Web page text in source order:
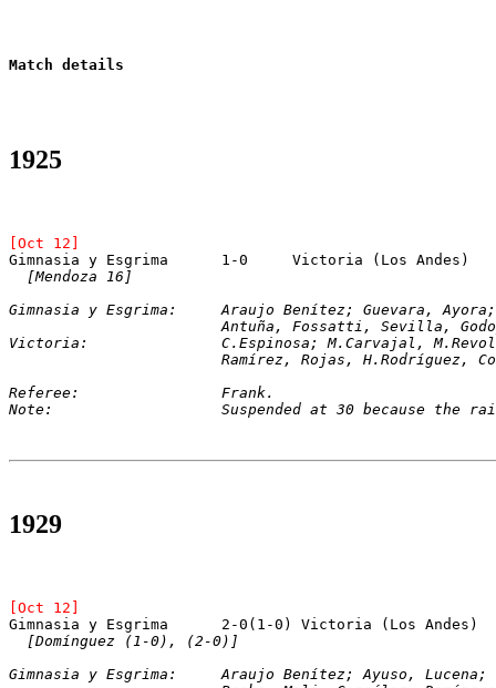
Match details
1925
[Oct 12]
[Mendoza 16]
Gimnasia y Esgrima:	Araujo Benítez;
Antuña, Fossatti, Sevilla,
Victoria:		C.Espinosa; M.Carvajal,
Ramírez, Rojas, H.Rodríguez,
Referee:		Frank.
Note:			Suspended at 30 because the
1929
[Oct 12]
[Domínguez (1-0), (2-0)]
Gimnasia y Esgrima:	Araujo Benítez;